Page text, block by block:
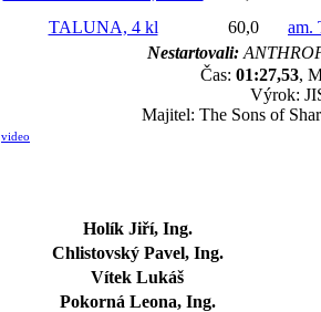
TALUNA, 4 kl 60,0
am.
Nestartovali:
Čas: 01:27,53,
Výrok:
Majitel: The Sons of
video
Holík Jiří, Ing.
Chlistovský Pavel, Ing.
Vítek Lukáš
Pokorná Leona, Ing.